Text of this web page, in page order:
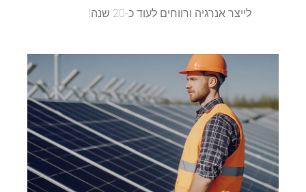
לייצר אנרגיה ורווחים לעוד כ-20 שנה!